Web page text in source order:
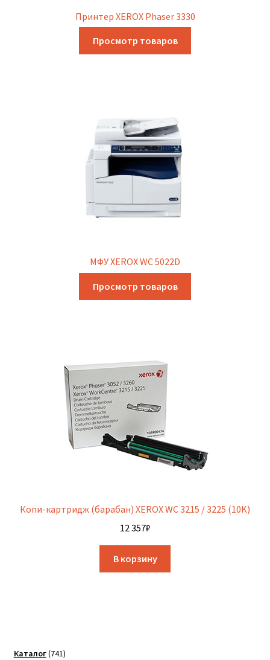
Принтер XEROX Phaser 3330
Просмотр товаров
МФУ XEROX WC 5022D
Просмотр товаров
Копи-картридж (барабан) XEROX WC 3215 / 3225 (10K)
12 357₽
В корзину
Каталог 741741